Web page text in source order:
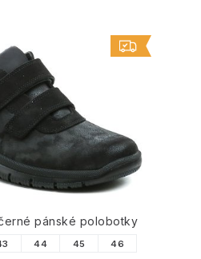
pánské polobotky
44 45 46